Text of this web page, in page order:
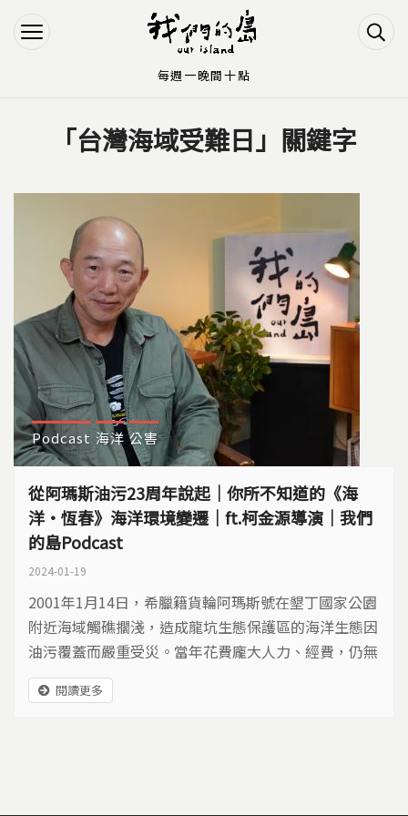
Jump to Navigation
Jump to Main content
您在這裡「台灣海域受難日」關鍵字
Podcast 海洋 公害
從阿瑪斯油污23周年說起｜你所不知道的《海
洋‧恆春》海洋環境變遷｜ft.柯金源導演｜我們
的島Podcast
2024-01-19
2001年1月14日，希臘籍貨輪阿瑪斯號在墾丁國家公園
附近海域觸礁擱淺，造成龍坑生態保護區的海洋生態因
油污覆蓋而嚴重受災。當年花費龐大人力、經費，仍無
法全面清除海岸油污，船隻的殘骸與載運的鐵礦砂，至
今也還遺留在海底。 ​ 這場歷史重大海洋污染事件，恐
閱讀更多
每週一晚間十點